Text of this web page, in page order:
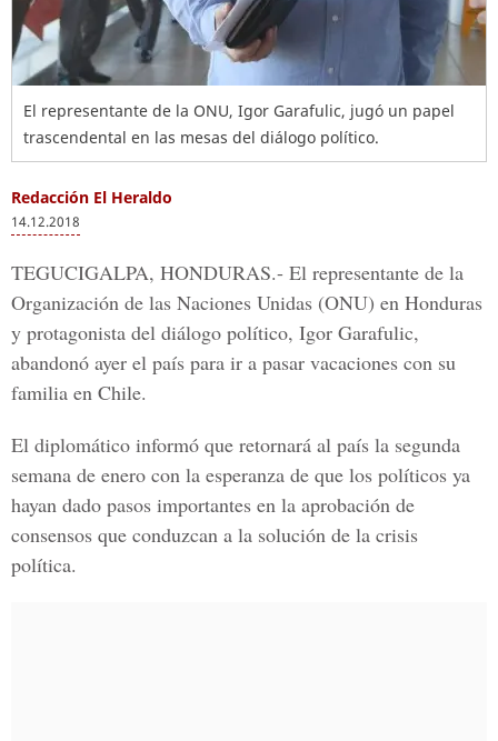
El representante de la ONU, Igor Garafulic, jugó un papel
trascendental en las mesas del diálogo político.
Redacción El Heraldo
14.12.2018
TEGUCIGALPA, HONDURAS.- El representante de la
Organización de las Naciones Unidas (ONU) en Honduras
y protagonista del diálogo político, Igor Garafulic,
abandonó ayer el país para ir a pasar vacaciones con su
familia en Chile.
El diplomático informó que retornará al país la segunda
semana de enero con la esperanza de que los políticos ya
hayan dado pasos importantes en la aprobación de
consensos que conduzcan a la solución de la crisis
política.